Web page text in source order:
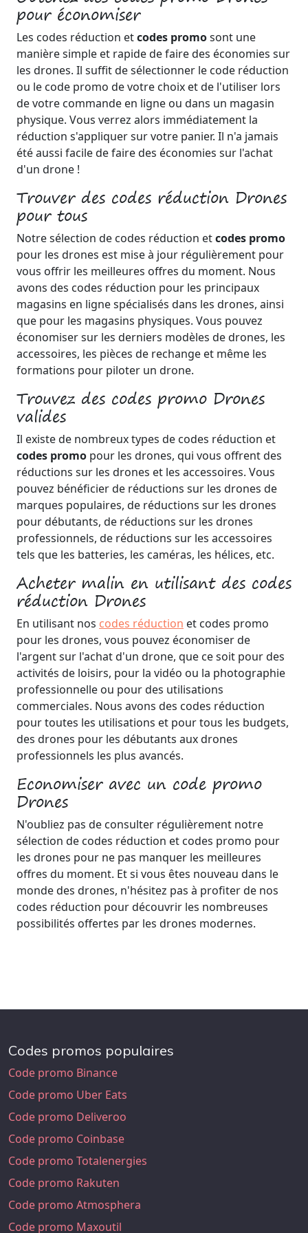
pour économiser
Les codes réduction etcodes promosont une
manière simple et rapide de faire des économies sur
les drones. Il suffit de sélectionner le code réduction
ou le code promo de votre choix et de l'utiliser lors
de votre commande en ligne ou dans un magasin
physique. Vous verrez alors immédiatement la
réduction s'appliquer sur votre panier. Il n'a jamais
été aussi facile de faire des économies sur l'achat
d'un drone !
Trouver des codes réduction Drones
pour tous
Notre sélection de codes réduction etcodes promo
pour les drones est mise à jour régulièrement pour
vous offrir les meilleures offres du moment. Nous
avons des codes réduction pour les principaux
magasins en ligne spécialisés dans les drones, ainsi
que pour les magasins physiques. Vous pouvez
économiser sur les derniers modèles de drones, les
accessoires, les pièces de rechange et même les
formations pour piloter un drone.
Trouvez des codes promo Drones
valides
Il existe de nombreux types de codes réduction et
codes promo pour les drones, qui vous offrent des
réductions sur les drones et les accessoires. Vous
pouvez bénéficier de réductions sur les drones de
marques populaires, de réductions sur les drones
pour débutants, de réductions sur les drones
professionnels, de réductions sur les accessoires
tels que les batteries, les caméras, les hélices, etc.
Acheter malin en utilisant des codes
réduction Drones
En utilisant nos codes réduction et codes promo
pour les drones, vous pouvez économiser de
l'argent sur l'achat d'un drone, que ce soit pour des
activités de loisirs, pour la vidéo ou la photographie
professionnelle ou pour des utilisations
commerciales. Nous avons des codes réduction
pour toutes les utilisations et pour tous les budgets,
des drones pour les débutants aux drones
professionnels les plus avancés.
Economiser avec un code promo
Drones
N'oubliez pas de consulter régulièrement notre
sélection de codes réduction et codes promo pour
les drones pour ne pas manquer les meilleures
offres du moment. Et si vous êtes nouveau dans le
monde des drones, n'hésitez pas à profiter de nos
codes réduction pour découvrir les nombreuses
possibilités offertes par les drones modernes.
Codes promos populaires
Code promo Binance
Code promo Uber Eats
Code promo Deliveroo
Code promo Coinbase
Code promo Totalenergies
Code promo Rakuten
Code promo Atmosphera
Code promo Maxoutil